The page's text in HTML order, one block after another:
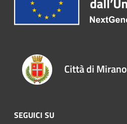
Città di Mirano
SEGUICI SU